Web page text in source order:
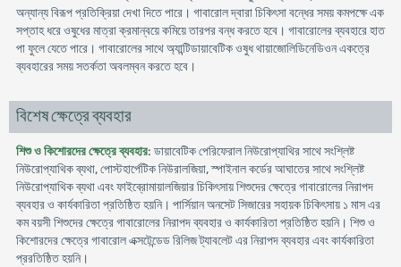
অন্যান্য বিরূপ প্রতিক্রিয়া দেখা দিতে পারে। গাবারোল দ্বারা চিকিৎসা বন্ধের সময় কমপক্ষে এক
সপ্তাহ ধরে ওষুধের মাত্রা ক্রমান্বয়ে কমিয়ে তারপর বন্ধ করতে হবে। গাবারোলের ব্যবহারে হাত
পা ফুলে যেতে পারে। গাবারোলের সাথে অ্যান্টিডায়াবেটিক ওষুধ থায়াজোলিডিনেডিওন একত্রে
ব্যবহারের সময় সতর্কতা অবলম্বন করতে হবে।
বিশেষ ক্ষেত্রে ব্যবহার
শিশু ও কিশোরদের ক্ষেত্রে ব্যবহার: ডায়াবেটিক পেরিফেরাল নিউরোপ্যাথির সাথে সংশ্লিষ্ট
নিউরোপ্যাথিক ব্যথা, পোস্টহার্পেটিক নিউরালজিয়া, স্পাইনাল কর্ডের আঘাতের সাথে সংশ্লিষ্ট
নিউরোপ্যাথিক ব্যথা এবং ফাইব্রোমায়ালজিয়ার চিকিৎসায় শিশুদের ক্ষেত্রে গাবারোলের নিরাপদ
ব্যবহার ও কার্যকারিতা প্রতিষ্ঠিত হয়নি। পার্সিয়ান অনসেট সিজারের সহায়ক চিকিৎসায় ১ মাস এর
কম বয়সী শিশুদের ক্ষেত্রে গাবারোলের নিরাপদ ব্যবহার ও কার্যকারিতা প্রতিষ্ঠিত হয়নি। শিশু ও
কিশোরদের ক্ষেত্রে গাবারোল এক্সটেন্ডেড রিলিজ ট্যাবলেট এর নিরাপদ ব্যবহার এবং কার্যকারিতা
প্ররতিষ্ঠিত হয়নি।